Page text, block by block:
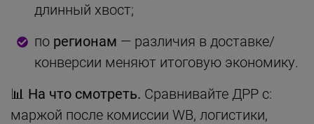
длинный хвост;
по регионам — различия в доставке/
конверсии меняют итоговую экономику.
📊 На что смотреть. Сравнивайте ДРР с:
маржой после комиссии WB, логистики,